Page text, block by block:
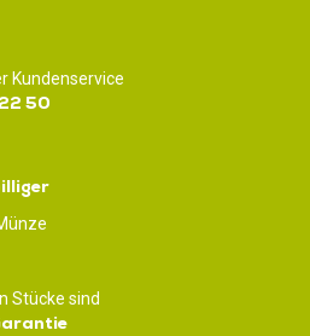
Kundenservice
50
Stücke sind